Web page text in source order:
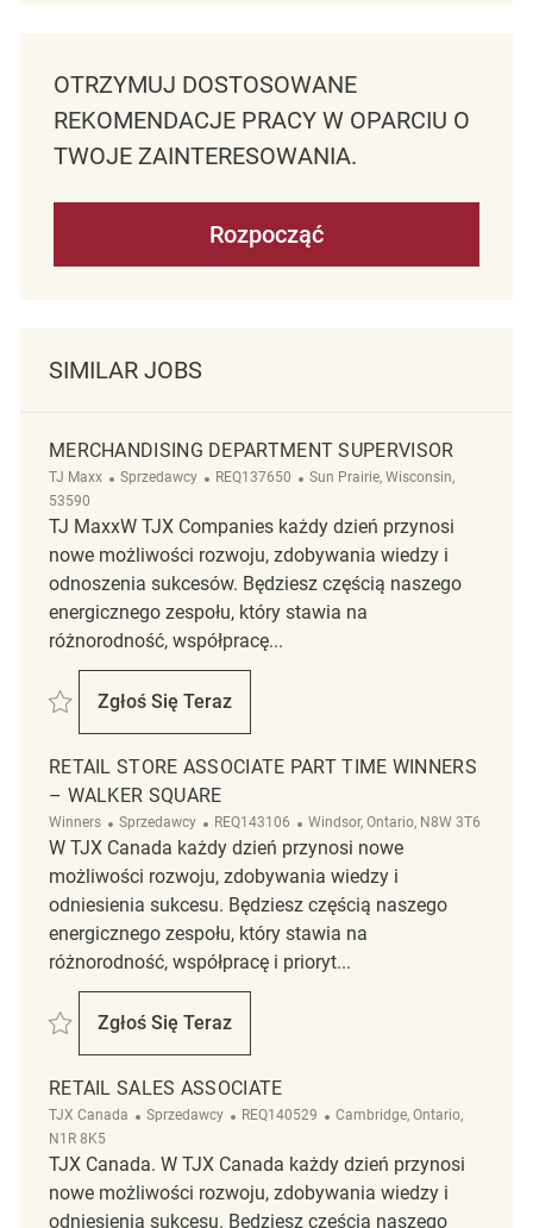
OTRZYMUJ DOSTOSOWANE
REKOMENDACJE PRACY W OPARCIU O
TWOJE ZAINTERESOWANIA.
Rozpocząć
SIMILAR JOBS
MERCHANDISING DEPARTMENT SUPERVISOR
TJ Maxx Kategoria
Sprzedawcy ReqId
REQ137650 Lokalizacja
Sun Prairie, Wisconsin,
53590
TJ MaxxW TJX Companies każdy dzień przynosi
nowe możliwości rozwoju, zdobywania wiedzy i
odnoszenia sukcesów. Będziesz częścią naszego
energicznego zespołu, który stawia na
różnorodność, współpracę...
Zapisać Merchandising Department Supervisor REQ137650
Zgłoś Się Teraz
Merchandising Department Supervisor
RETAIL STORE ASSOCIATE PART TIME WINNERS
– WALKER SQUARE
Winners Kategoria
Sprzedawcy ReqId
REQ143106 Lokalizacja
Windsor, Ontario, N8W 3T6
W TJX Canada każdy dzień przynosi nowe
możliwości rozwoju, zdobywania wiedzy i
odniesienia sukcesu. Będziesz częścią naszego
energicznego zespołu, który stawia na
różnorodność, współpracę i prioryt...
Zapisać Retail Store Associate Part Time Winners – Walker square
Zgłoś Się Teraz
Retail Store Associate Part Time Winners
RETAIL SALES ASSOCIATE
TJX Canada Kategoria
Sprzedawcy ReqId
REQ140529 Lokalizacja
Cambridge, Ontario,
N1R 8K5
TJX Canada. W TJX Canada każdy dzień przynosi
nowe możliwości rozwoju, zdobywania wiedzy i
odniesienia sukcesu. Będziesz częścią naszego